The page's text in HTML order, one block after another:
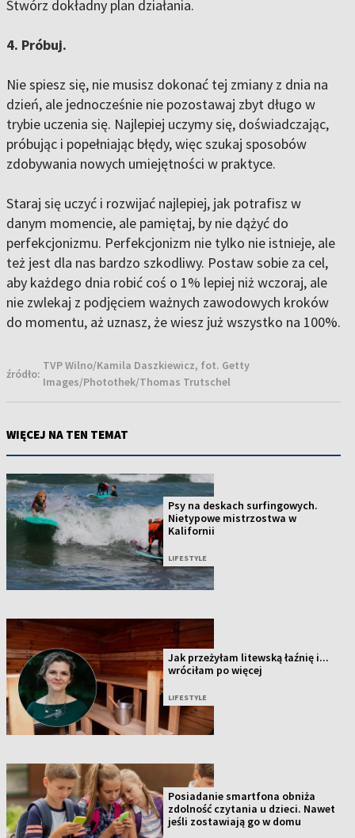
Stwórz dokładny plan działania.
4. Próbuj.
Nie spiesz się, nie musisz dokonać tej zmiany z dnia na
dzień, ale jednocześnie nie pozostawaj zbyt długo w
trybie uczenia się. Najlepiej uczymy się, doświadczając,
próbując i popełniając błędy, więc szukaj sposobów
zdobywania nowych umiejętności w praktyce.
Staraj się uczyć i rozwijać najlepiej, jak potrafisz w
danym momencie, ale pamiętaj, by nie dążyć do
perfekcjonizmu. Perfekcjonizm nie tylko nie istnieje, ale
też jest dla nas bardzo szkodliwy. Postaw sobie za cel,
aby każdego dnia robić coś o 1% lepiej niż wczoraj, ale
nie zwlekaj z podjęciem ważnych zawodowych kroków
do momentu, aż uznasz, że wiesz już wszystko na 100%.
źródło:
TVP Wilno/Kamila Daszkiewicz, fot. Getty
Images/Photothek/Thomas Trutschel
WIĘCEJ NA TEN TEMAT
Psy na deskach surfingowych.
Nietypowe mistrzostwa w
Kalifornii
LIFESTYLE
Jak przeżyłam litewską łaźnię i...
wróciłam po więcej
LIFESTYLE
Posiadanie smartfona obniża
zdolność czytania u dzieci. Nawet
jeśli zostawiają go w domu